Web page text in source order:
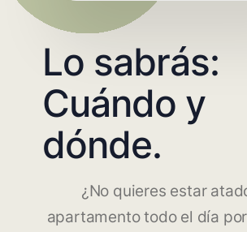
Lo sabrás:
Cuándo y
dónde.
¿No quieres estar
apartamento todo el día